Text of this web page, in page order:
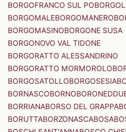
BORGOFRANCO SUL PO
BORGOMALEBORGOMANERO
BORGOMASINOBORGONE SUSA
BORGONOVO VAL TIDONE
BORGORATTO ALESSANDRINO
BORGORATTO MORMOROLO
BORGOSATOLLOBORGOSESIA
BORNASCOBORNOBORONEDDU
BORRIANABORSO DEL GRAPPA
BORUTTABORZONASCABOSA